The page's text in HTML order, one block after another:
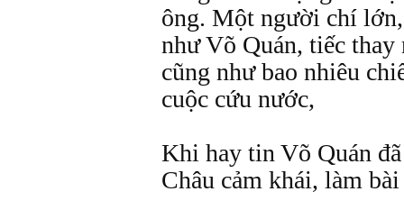
ông. Một người chí
như Võ Quán, tiếc
cũng như bao nhiêu
cuộc cứu nước,
Khi hay tin Võ Quán
Châu cảm khái, làm